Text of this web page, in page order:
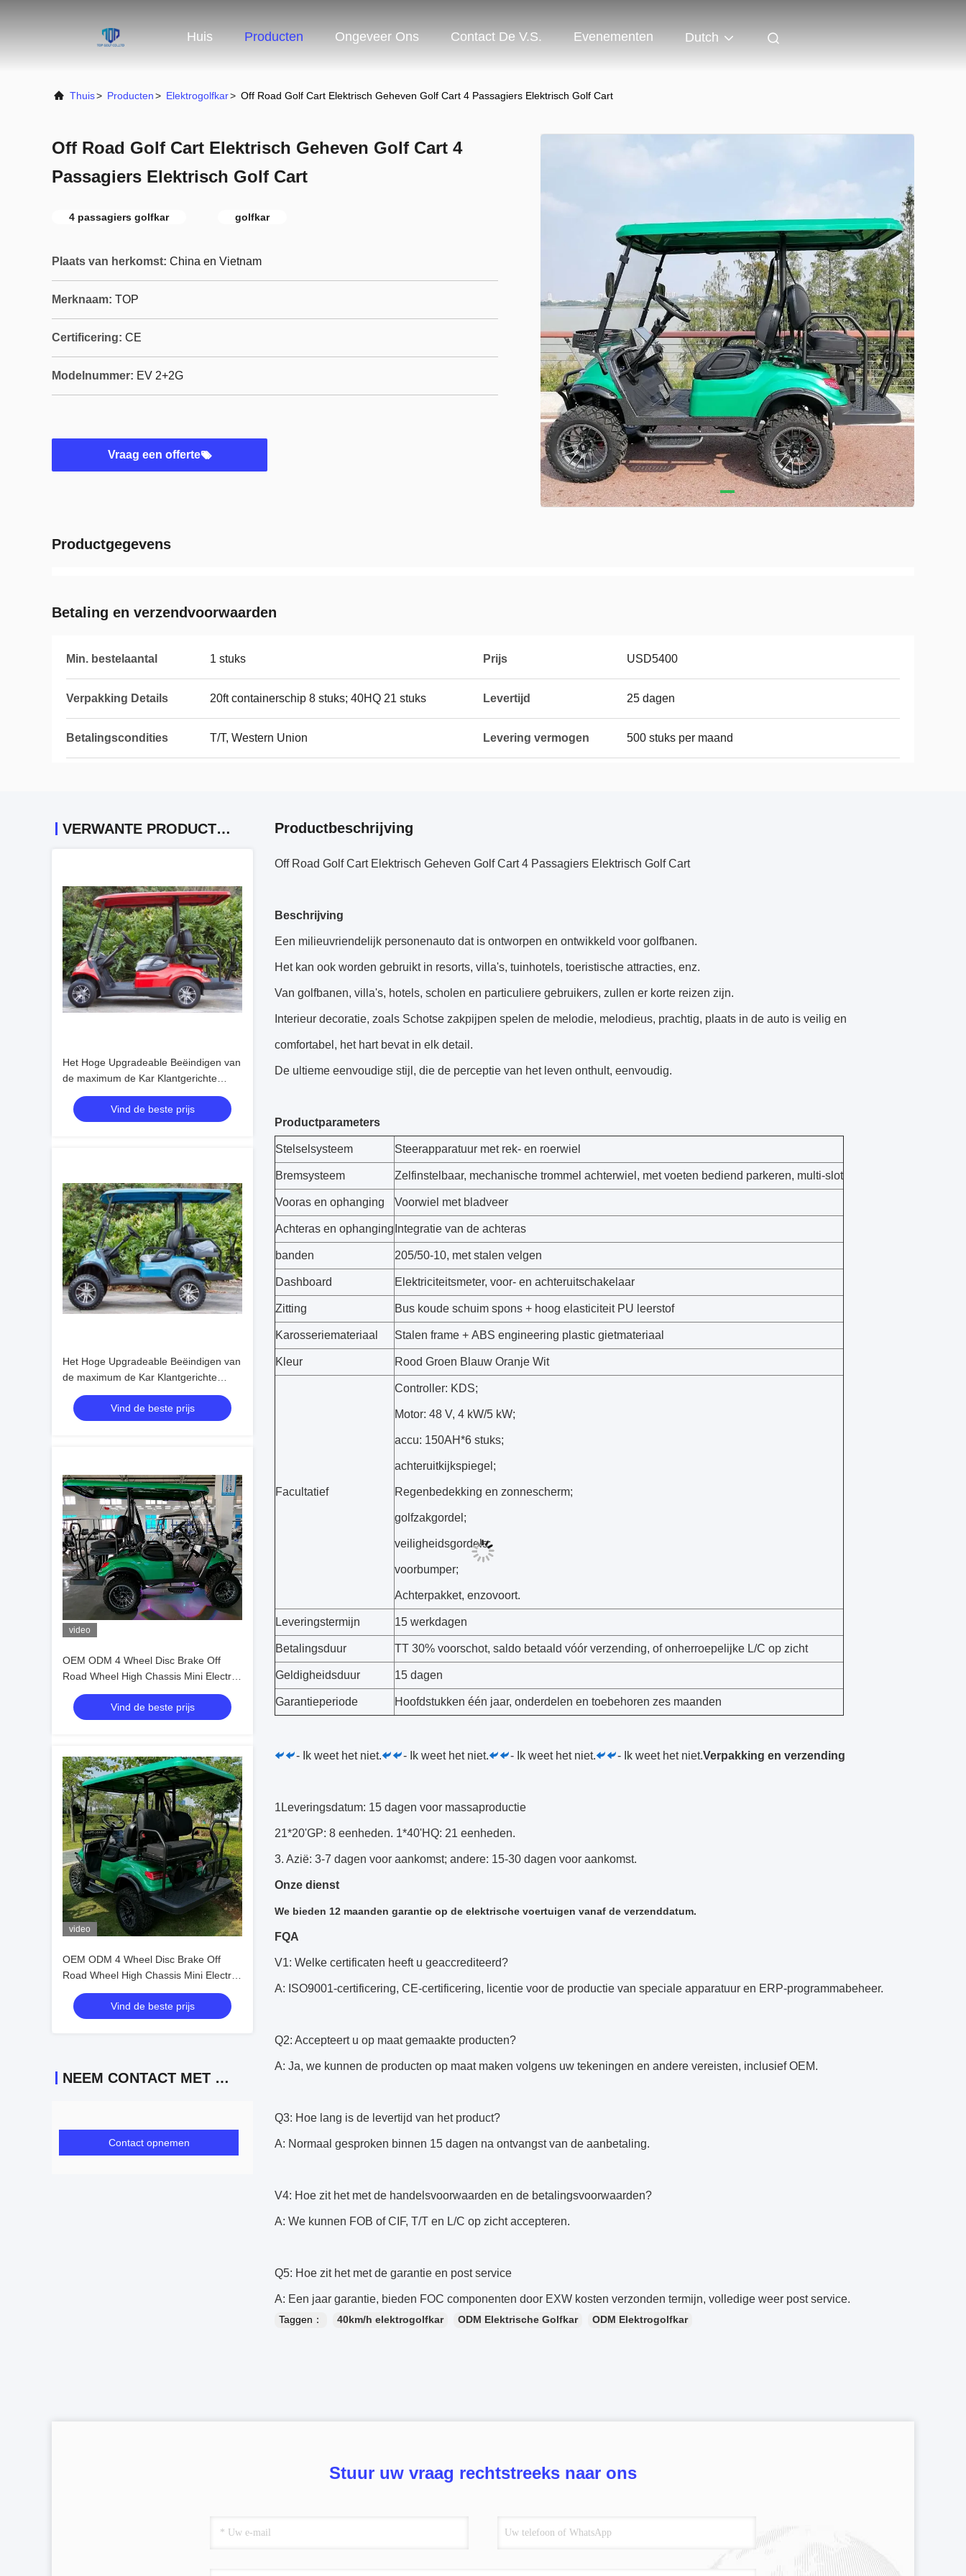
Huis Producten Ongeveer Ons Contact De V.S. Evenementen Dutch
Thuis> Producten> Elektrogolfkar> Off Road Golf Cart Elektrisch Geheven Golf Cart 4 Passagiers Elektrisch Golf Cart
Off Road Golf Cart Elektrisch Geheven Golf Cart 4
Passagiers Elektrisch Golf Cart
4 passagiers golfkar golfkar
Plaats van herkomst: China en Vietnam
Merknaam: TOP
Certificering: CE
Modelnummer: EV 2+2G
Vraag een offerte
Productgegevens
Betaling en verzendvoorwaarden
Min. bestelaantal 1 stuks Prijs USD5400
Verpakking Details 20ft containerschip 8 stuks; 40HQ 21 stuks Levertijd 25 dagen
Betalingscondities T/T, Western Union Levering vermogen 500 stuks per maand
VERWANTE PRODUCTEN
Het Hoge Upgradeable Beëindigen van
de maximum de Kar Klantgerichte
Kleur van het Snelheids30mph
Elektrische GolfVind de beste prijs
Het Hoge Upgradeable Beëindigen van
de maximum de Kar Klantgerichte
Kleur van het Snelheids Elektrische
30mph GolfVind de beste prijs
video
OEM ODM 4 Wheel Disc Brake Off
Road Wheel High Chassis Mini Electric
Golfkarretjes 10 inch IP66 Display 4
zitplaatsen Golfkarretje
Vind de beste prijs
video
OEM ODM 4 Wheel Disc Brake Off
Road Wheel High Chassis Mini Electric
Golfkarretjes 10 inch IP66 Display 4
zitplaatsen Golfkarretje
Vind de beste prijs
NEEM CONTACT MET ONS OP
Contact opnemen
Productbeschrijving
Off Road Golf Cart Elektrisch Geheven Golf Cart 4 Passagiers Elektrisch Golf Cart
Beschrijving
Een milieuvriendelijk personenauto dat is ontworpen en ontwikkeld voor golfbanen.
Het kan ook worden gebruikt in resorts, villa's, tuinhotels, toeristische attracties, enz.
Van golfbanen, villa's, hotels, scholen en particuliere gebruikers, zullen er korte reizen zijn.
Interieur decoratie, zoals Schotse zakpijpen spelen de melodie, melodieus, prachtig, plaats in de auto is veilig en
comfortabel, het hart bevat in elk detail.
De ultieme eenvoudige stijl, die de perceptie van het leven onthult, eenvoudig.
Productparameters
Stelselsysteem Steerapparatuur met rek- en roerwiel
Bremsysteem Zelfinstelbaar, mechanische trommel achterwiel, met voeten bediend parkeren, multi-slot
Vooras en ophanging Voorwiel met bladveer
Achteras en ophanging Integratie van de achteras
banden 205/50-10, met stalen velgen
Dashboard Elektriciteitsmeter, voor- en achteruitschakelaar
Zitting Bus koude schuim spons + hoog elasticiteit PU leerstof
Karosseriemateriaal Stalen frame + ABS engineering plastic gietmateriaal
Kleur Rood Groen Blauw Oranje Wit
Facultatief
Controller: KDS;
Motor: 48 V, 4 kW/5 kW;
accu: 150AH*6 stuks;
achteruitkijkspiegel;
Regenbedekking en zonnescherm;
golfzakgordel;
veiligheidsgordels;
voorbumper;
Achterpakket, enzovoort.
Leveringstermijn 15 werkdagen
Betalingsduur TT 30% voorschot, saldo betaald vóór verzending, of onherroepelijke L/C op zicht
Geldigheidsduur 15 dagen
Garantieperiode Hoofdstukken één jaar, onderdelen en toebehoren zes maanden
- Ik weet het niet. - Ik weet het niet. - Ik weet het niet. - Ik weet het niet.Verpakking en verzending
1Leveringsdatum: 15 dagen voor massaproductie
21*20'GP: 8 eenheden. 1*40'HQ: 21 eenheden.
3. Azië: 3-7 dagen voor aankomst; andere: 15-30 dagen voor aankomst.
Onze dienst
We bieden 12 maanden garantie op de elektrische voertuigen vanaf de verzenddatum.
FQA
V1: Welke certificaten heeft u geaccrediteerd?
A: ISO9001-certificering, CE-certificering, licentie voor de productie van speciale apparatuur en ERP-programmabeheer.
Q2: Accepteert u op maat gemaakte producten?
A: Ja, we kunnen de producten op maat maken volgens uw tekeningen en andere vereisten, inclusief OEM.
Q3: Hoe lang is de levertijd van het product?
A: Normaal gesproken binnen 15 dagen na ontvangst van de aanbetaling.
V4: Hoe zit het met de handelsvoorwaarden en de betalingsvoorwaarden?
A: We kunnen FOB of CIF, T/T en L/C op zicht accepteren.
Q5: Hoe zit het met de garantie en post service
A: Een jaar garantie, bieden FOC componenten door EXW kosten verzonden termijn, volledige weer post service.
Taggen： 40km/h elektrogolfkar ODM Elektrische Golfkar ODM Elektrogolfkar
Stuur uw vraag rechtstreeks naar ons